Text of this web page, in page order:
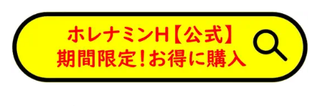
https://fam-
ad.com/ad/p/r?
_site=77933&_article=17259